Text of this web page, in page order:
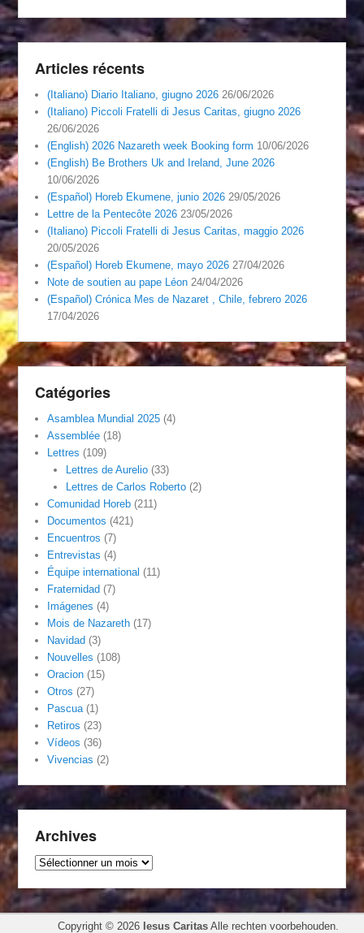
Articles récents
(Italiano) Diario Italiano, giugno 2026 26/06/2026
(Italiano) Piccoli Fratelli di Jesus Caritas, giugno 2026
26/06/2026
(English) 2026 Nazareth week Booking form 10/06/2026
(English) Be Brothers Uk and Ireland, June 2026
10/06/2026
(Español) Horeb Ekumene, junio 2026 29/05/2026
Lettre de la Pentecôte 2026 23/05/2026
(Italiano) Piccoli Fratelli di Jesus Caritas, maggio 2026
20/05/2026
(Español) Horeb Ekumene, mayo 2026 27/04/2026
Note de soutien au pape Léon 24/04/2026
(Español) Crónica Mes de Nazaret , Chile, febrero 2026
17/04/2026
Catégories
Asamblea Mundial 2025 (4)
Assemblée (18)
Lettres (109)
Lettres de Aurelio(33)
Lettres de Carlos Roberto(2)
Comunidad Horeb (211)
Documentos (421)
Encuentros (7)
Entrevistas (4)
Équipe international (11)
Fraternidad (7)
Imágenes (4)
Mois de Nazareth (17)
Navidad (3)
Nouvelles (108)
Oracion (15)
Otros (27)
Pascua (1)
Retiros (23)
Vídeos (36)
Vivencias (2)
Archives
Archives
Copyright © 2026 Iesus Caritas Alle rechten voorbehouden.